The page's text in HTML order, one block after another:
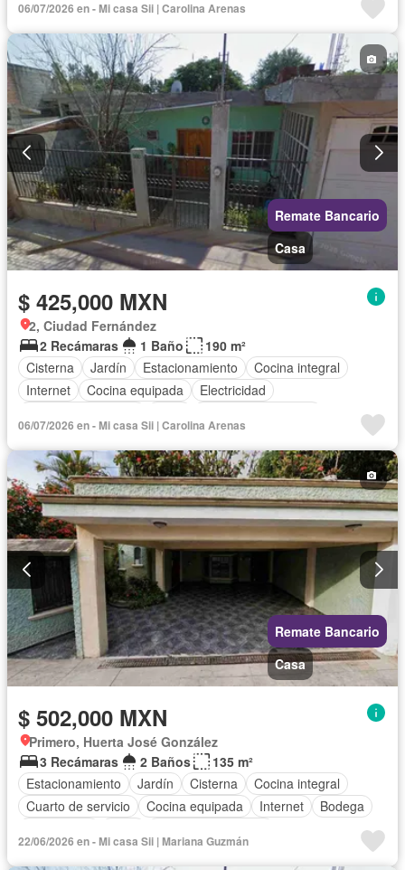
Televisión por cable
Gas natural
Zonas verdes
Despacho
Vista panorámica Recámara con closet
Wifi
Conserje
Permite mascotas
Permite niños
Sin amueblar
06/07/2026 en - Mi casa Sii | Carolina Arenas
Remate Bancario
Casa
$ 425,000 MXN
2, Ciudad Fernández
2 Recámaras
1 Baño
190 m²
Cisterna
Jardín Estacionamiento
Cocina integral
Internet
Cocina equipada
Electricidad
Gas natural
Recámara con closet
Permite mascotas
Permite niños
Parcialmente amueblado
06/07/2026 en - Mi casa Sii | Carolina Arenas
Remate Bancario
Casa
$ 502,000 MXN
Primero, Huerta José González
3 Recámaras
2 Baños
135 m²
Estacionamiento
Jardín Cisterna
Cocina integral
Cuarto de servicio
Cocina equipada Internet
Bodega
Televisión por cable
Gas natural
Zonas verdes
22/06/2026 en - Mi casa Sii | Mariana Guzmán